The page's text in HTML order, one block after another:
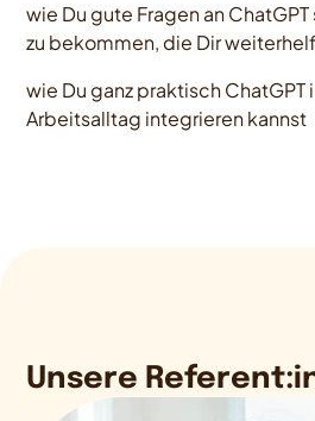
wie Du gute Fragen an
zu bekommen, die Dir
wie Du ganz praktisch ChatGPT
Arbeitsalltag integrieren kannst
Unsere